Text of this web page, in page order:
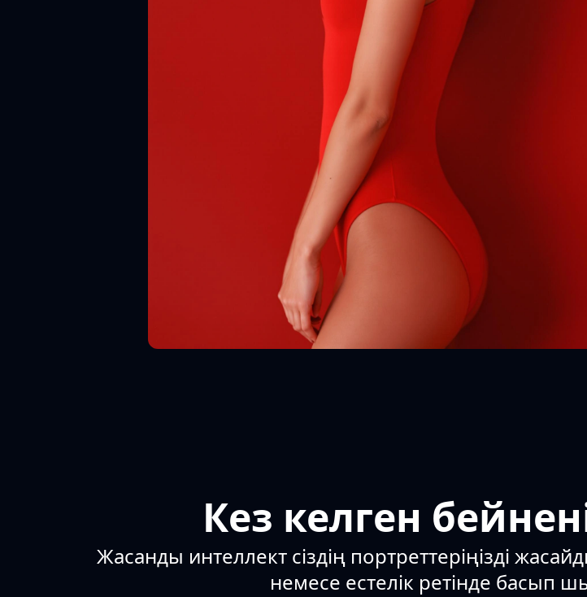
Кез келген
Жасанды интеллект сіздің портреттеріңізді
немесе естелік ретінде басып